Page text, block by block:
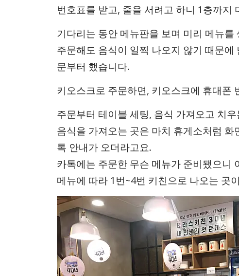
번호표를 받고, 줄을 서려고 하니 1층까지
기다리는 동안 메뉴판을 보며 미리 메뉴
주문해도 음식이 일찍 나오지 않기 때문
문부터 했습니다.
키오스크로 주문하면, 키오스크에 휴대폰
주문부터 테이블 세팅, 음식 가져오고 치
음식을 가져오는 곳은 마치 휴게소처럼
톡 안내가 오더라고요.
카톡에는 주문한 무슨 메뉴가 준비됐으니
메뉴에 따라 1번~4번 키친으로 나오는 곳